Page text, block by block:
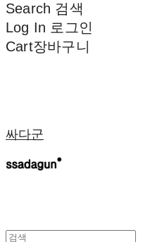
Search 검색
Log In 로그인
Cart장바구니
싸다군